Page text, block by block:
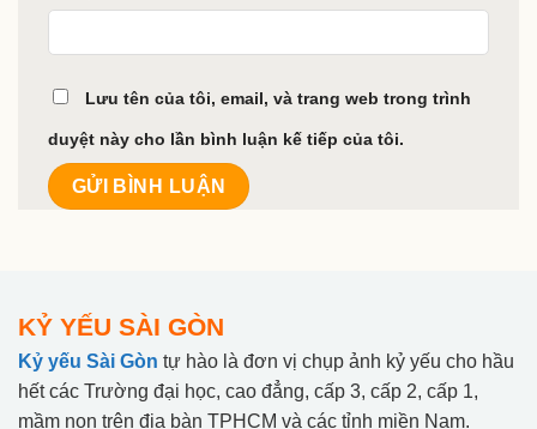
Lưu tên của tôi, email, và trang web trong trình
duyệt này cho lần bình luận kế tiếp của tôi.
KỶ YẾU SÀI GÒN
Kỷ yếu Sài Gòn tự hào là đơn vị chụp ảnh kỷ yếu cho hầu
hết các Trường đại học, cao đẳng, cấp 3, cấp 2, cấp 1,
mầm non trên địa bàn TPHCM và các tỉnh miền Nam.